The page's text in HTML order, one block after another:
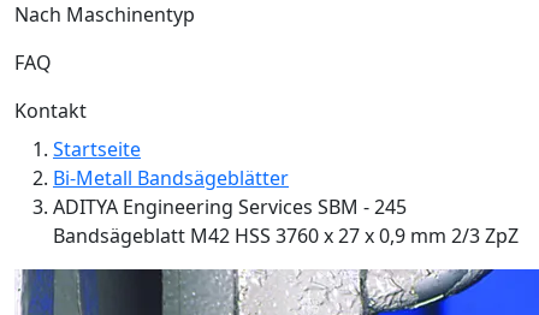
Nach Maschinentyp
FAQ
Kontakt
Startseite
Bi-Metall Bandsägeblätter
ADITYA Engineering Services SBM - 245
Bandsägeblatt M42 HSS 3760 x 27 x 0,9 mm 2/3 ZpZ